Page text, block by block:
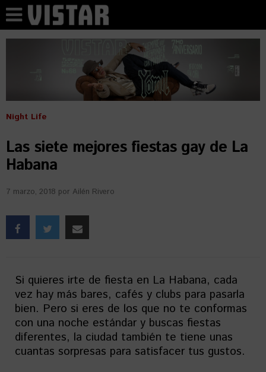
Night Life
Las siete mejores fiestas gay de La
Habana
7 marzo, 2018 por Ailén Rivero
Si quieres irte de fiesta en La Habana, cada
vez hay más bares, cafés y clubs para pasarla
bien. Pero si eres de los que no te conformas
con una noche estándar y buscas fiestas
diferentes, la ciudad también te tiene unas
cuantas sorpresas para satisfacer tus gustos.